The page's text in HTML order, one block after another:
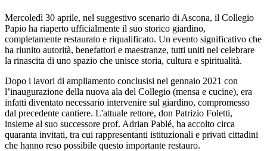
Mercoledì 30 aprile, nel suggestivo scenario di Ascona, il Collegio
Papio ha riaperto ufficialmente il suo storico giardino,
completamente restaurato e riqualificato. Un evento significativo che
ha riunito autorità, benefattori e maestranze, tutti uniti nel celebrare
la rinascita di uno spazio che unisce storia, cultura e spiritualità.
Dopo i lavori di ampliamento conclusisi nel gennaio 2021 con
l’inaugurazione della nuova ala del Collegio (mensa e cucine), era
infatti diventato necessario intervenire sul giardino, compromesso
dal precedente cantiere. L'attuale rettore, don Patrizio Foletti,
insieme al suo successore prof. Adrian Pablé, ha accolto circa
quaranta invitati, tra cui rappresentanti istituzionali e privati cittadini
che hanno reso possibile questo importante restauro.